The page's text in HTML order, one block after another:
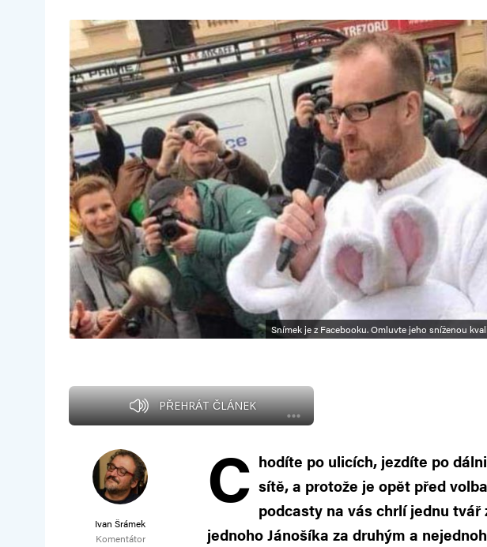
Snímek je z Facebooku. Omluvte jeho sníženou
PŘEHRÁT ČLÁNEK
Ivan Šrámek
Komentátor
C hodíte po ulicích, jezdíte po
sítě, a protože je opět před
podcasty na vás chrlí jednu
jednoho Jánošíka za druhým a